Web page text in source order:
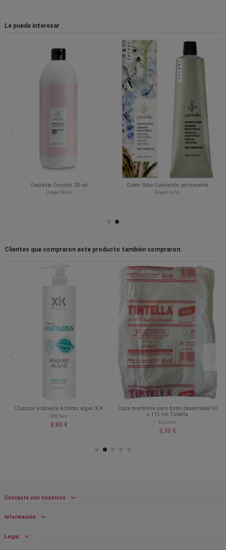
Le puede interesar
Oxidante Oxicolor 20 vol
Green Soho
Green Soho Coloración permanente
Green Soho
Clientes que compraron este producto también compraron:
Champú anticaída Antiloss algas XIK
XIK hair
8,80 €
Capa mantelina para tintes desechable 90
x 115 cm Tintella
Eurostil
3,30 €
Contacta con nosotros
Información
Legal